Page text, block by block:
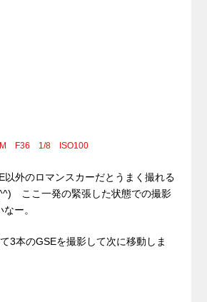
F36 1/8 ISO100
以外のロマンスカーだとうまく撮れる
ここ一発の緊張した状態での撮影
ー。
3本のGSEを撮影して次に移動しま